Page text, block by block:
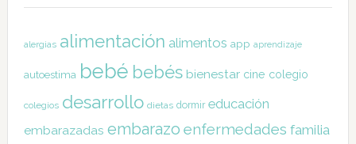
alergias alimentación alimentos app aprendizaje
autoestima bebé bebés bienestar cine colegio
colegios desarrollo dietas dormir educación
embarazadas embarazo enfermedades familia